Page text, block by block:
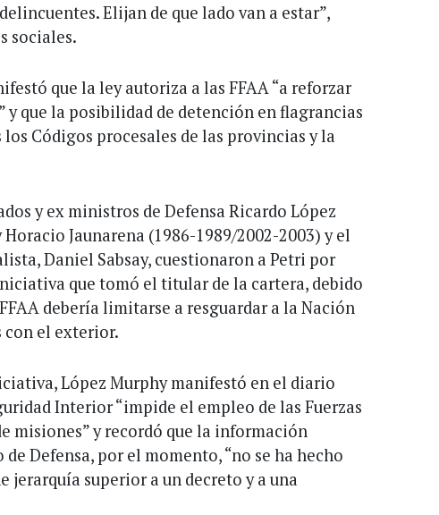
Elijan de que lado van a estar”,
sociales.
que la ley autoriza a las FFAA “a reforzar
y que la posibilidad de detención en flagrancias
Códigos procesales de las provincias y la
y ex ministros de Defensa Ricardo López
Jaunarena (1986-1989/2002-2003) y el
Daniel Sabsay, cuestionaron a Petri por
que tomó el titular de la cartera, debido
debería limitarse a resguardar a la Nación
con el exterior.
López Murphy manifestó en el diario
Interior “impide el empleo de las Fuerzas
misiones” y recordó que la información
Defensa, por el momento, “no se ha hecho
jerarquía superior a un decreto y a una